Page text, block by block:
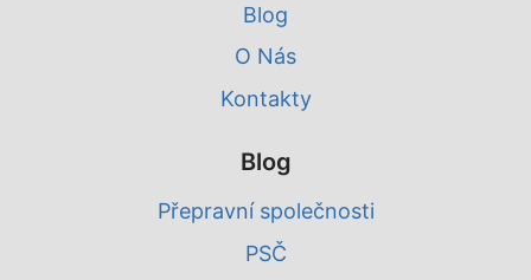
Blog
O Nás
Kontakty
Blog
Přepravní společnosti
PSČ